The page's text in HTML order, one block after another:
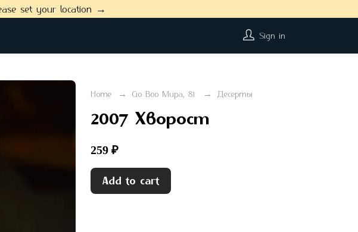
set your location →
Sign in
Home Go Boo Мира, 81 Десерты
2007 Хворост
259 ₽
Add to cart